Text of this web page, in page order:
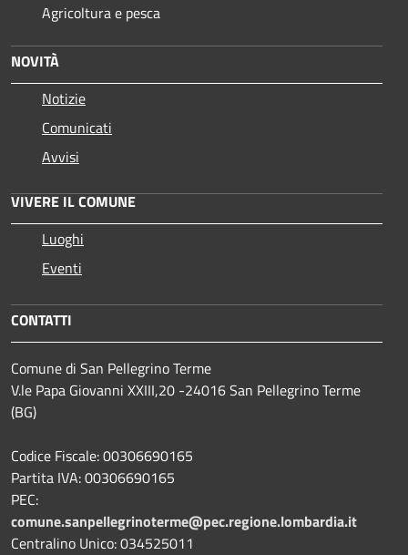
Agricoltura e pesca
NOVITÀ
Notizie
Comunicati
Avvisi
VIVERE IL COMUNE
Luoghi
Eventi
CONTATTI
Comune di San Pellegrino Terme
V.le Papa Giovanni XXIII,20 -24016 San Pellegrino Terme
(BG)
Codice Fiscale: 00306690165
Partita IVA: 00306690165
PEC:
comune.sanpellegrinoterme@pec.regione.lombardia.it
Centralino Unico: 034525011